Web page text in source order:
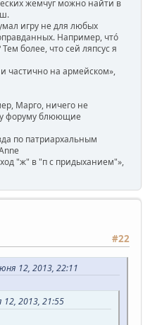
жемчуг можно найти в
игру не для любых
Например, чтó
более, что сей ляпсус я
частично на армейском»,
Марго, ничего не
форуму блюющие
по патриархальным
"ж" в "п с придыханием"»,
#22
12, 2013, 22:11
2013, 21:55